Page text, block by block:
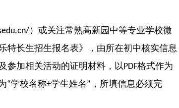
）或关注常熟高新园中等专业学校微
特长生招生报名表》，由所在初中核实信息
参加相关活动的证明材料，以PDF格式作为
“学校名称+学生姓名 ” ，所填信息必须完